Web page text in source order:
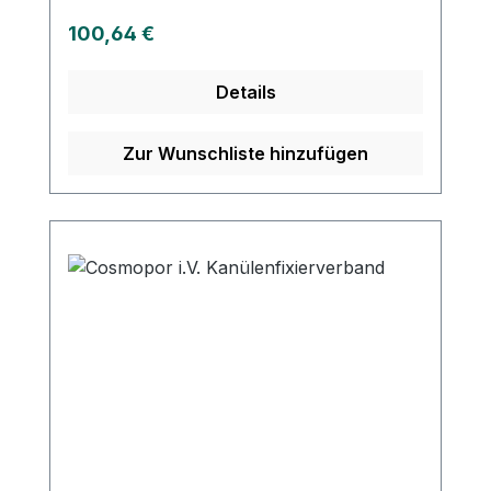
mit zuverlässiger Haftkraft Vermeidet
Regulärer Preis:
100,64 €
Details
Zur Wunschliste hinzufügen